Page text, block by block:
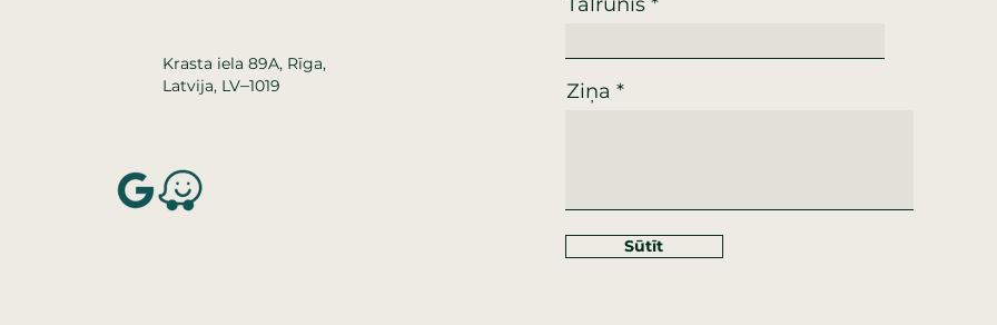
Krasta iela 89A, Rīga,
Latvija, LV–1019 Ziņa
Sūtīt